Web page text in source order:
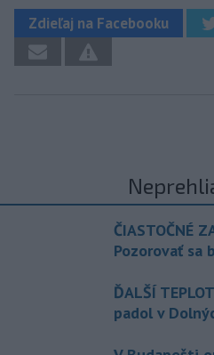
Zdieľaj na Facebooku
ČIASTOČNÉ
Pozorovať sa
ĎALŠÍ
padol v